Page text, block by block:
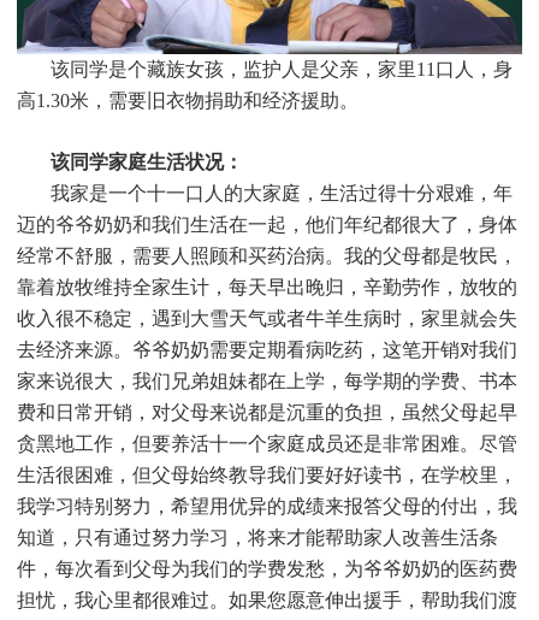
该同学是个藏族女孩，监护人是父亲，家里11口人，身
高1.30米，需要旧衣物捐助和经济援助。
该同学家庭生活状况：
我家是一个十一口人的大家庭，生活过得十分艰难，年
迈的爷爷奶奶和我们生活在一起，他们年纪都很大了，身体
经常不舒服，需要人照顾和买药治病。我的父母都是牧民，
靠着放牧维持全家生计，每天早出晚归，辛勤劳作，放牧的
收入很不稳定，遇到大雪天气或者牛羊生病时，家里就会失
去经济来源。爷爷奶奶需要定期看病吃药，这笔开销对我们
家来说很大，我们兄弟姐妹都在上学，每学期的学费、书本
费和日常开销，对父母来说都是沉重的负担，虽然父母起早
贪黑地工作，但要养活十一个家庭成员还是非常困难。尽管
生活很困难，但父母始终教导我们要好好读书，在学校里，
我学习特别努力，希望用优异的成绩来报答父母的付出，我
知道，只有通过努力学习，将来才能帮助家人改善生活条
件，每次看到父母为我们的学费发愁，为爷爷奶奶的医药费
担忧，我心里都很难过。如果您愿意伸出援手，帮助我们渡